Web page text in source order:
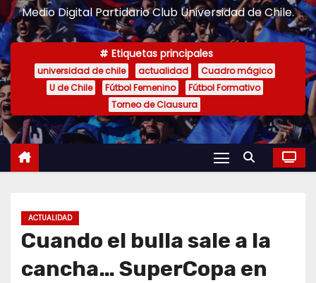
l
c
o
n
t
e
n
d
Medio Digital Partidario Club Universidad de Chile.
Etiquetas principales
universidad de chile actualidad
Cuadro mágico
U de Chile
Fútbol Femenino
Fútbol Formativo
Torneo de Clausura
ACTUALIDAD
Cuando el bulla sale a la
cancha… SuperCopa en